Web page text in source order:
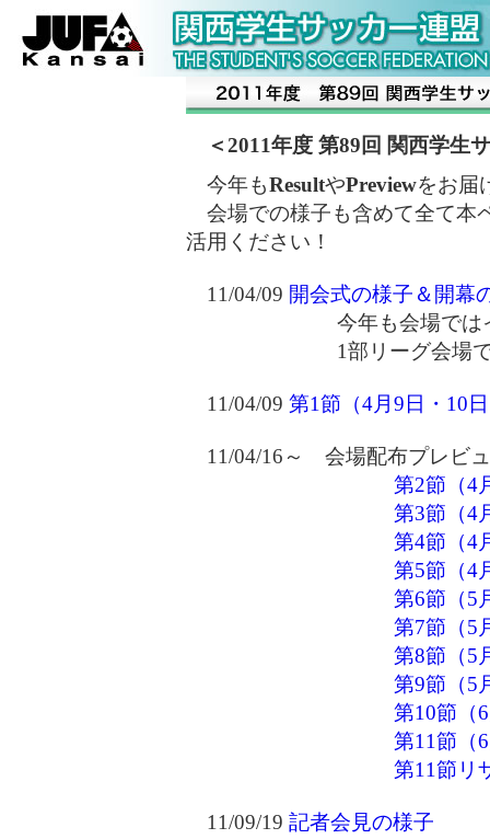
＜2011年度 第89回 関西学生
今年もResultやPreviewをお届
会場での様子も含めて全て本
活用ください！
11/04/09 開会式の様子＆開幕
今年も会場ではイベ
1部リーグ会場でのイ
11/04/09 第1節（4月9日・10
11/04/16～ 会場配布プレビ
第2節（4
第3節（4
第4節（4
第5節（4
第6節（5
第7節（5
第8節（5
第9節（5
第10節（
第11節（
第11節リ
11/09/19 記者会見の様子